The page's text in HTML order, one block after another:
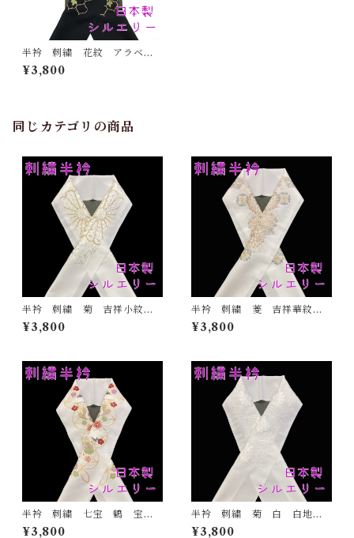
半衿 刺繍 花紋 アラベス
ク 黒地 シルエリー 新合
繊 日本製 刺繍衿 和装小
¥3,800
同じカテゴリの商品
半衿 刺繍 菊 吉祥小紋
金 白地 シルエリー 新合
繊 日本製 刺繍衿 和装小
¥3,800
半衿 刺繍 菱 吉祥華紋
白地 シルエリー 新合繊
日本製 刺繍衿 和装小物
¥3,800
半衿 刺繍 七宝 鶴 宝尽
くし 白地 シルエリー 新
¥3,800
半衿 刺繍 菊 白 白地
シルエリー 新合繊 日本
¥3,800